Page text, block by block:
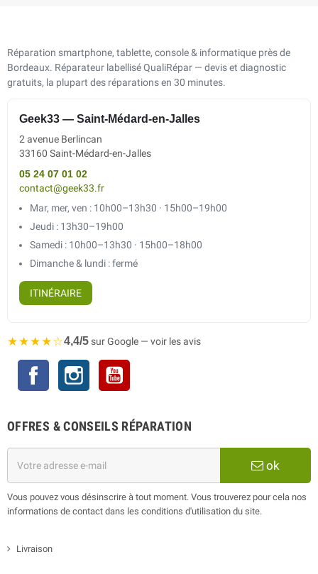
Réparation smartphone, tablette, console & informatique près de
Bordeaux. Réparateur labellisé QualiRépar — devis et diagnostic
gratuits, la plupart des réparations en 30 minutes.
Geek33 — Saint-Médard-en-Jalles
2 avenue Berlincan
33160 Saint-Médard-en-Jalles
05 24 07 01 02
contact@geek33.fr
Mar, mer, ven : 10h00–13h30 · 15h00–19h00
Jeudi : 13h30–19h00
Samedi : 10h00–13h30 · 15h00–18h00
Dimanche & lundi : fermé
ITINÉRAIRE
★★★★☆4,4/5sur Google — voir les avis
Facebook Instagram
OFFRES & CONSEILS RÉPARATION
ok
Vous pouvez vous désinscrire à tout moment. Vous trouverez pour cela nos
informations de contact dans les conditions d'utilisation du site.
Livraison